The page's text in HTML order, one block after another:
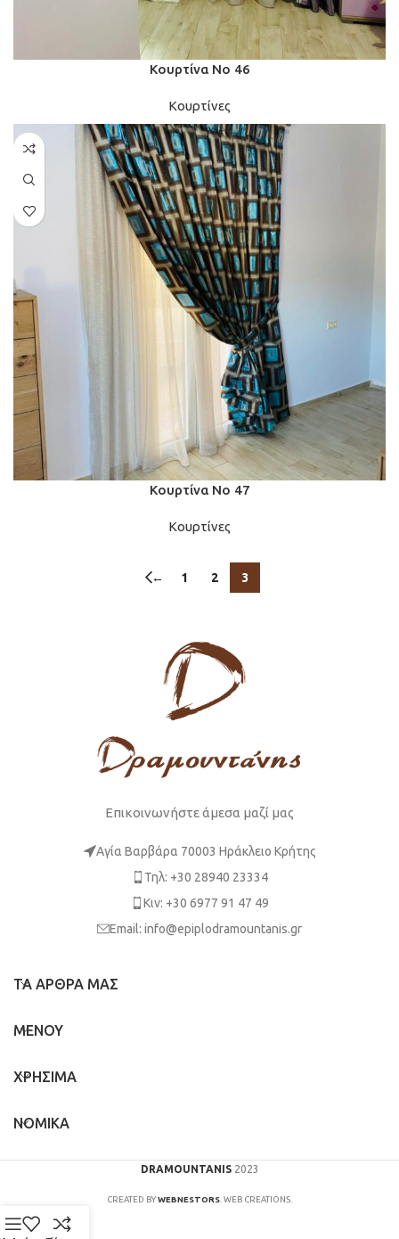
Κουρτίνα Νο 46
Κουρτίνες
Κουρτίνα Νο 47
Κουρτίνες
← 1 2 3
Επικοινωνήστε άμεσα μαζί μας
Αγία Βαρβάρα 70003 Ηράκλειο Κρήτης
Τηλ: +30 28940 23334
Κιν: +30 6977 91 47 49
Email: info@epiplodramountanis.gr
ΤΑ ΑΡΘΡΑ ΜΑΣ
ΜΕΝΟΥ
ΧΡΗΣΙΜΑ
ΝΟΜΙΚΑ
DRAMOUNTANIS 2023
CREATED BYWEBNESTORS . WEB CREATIONS.